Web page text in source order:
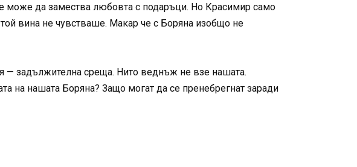
може да замества любовта с подаръци. Но Красимир само
вина не чувстваше. Макар че с Боряна изобщо не
— задължителна среща. Нито веднъж не взе нашата.
на нашата Боряна? Защо могат да се пренебрегнат заради